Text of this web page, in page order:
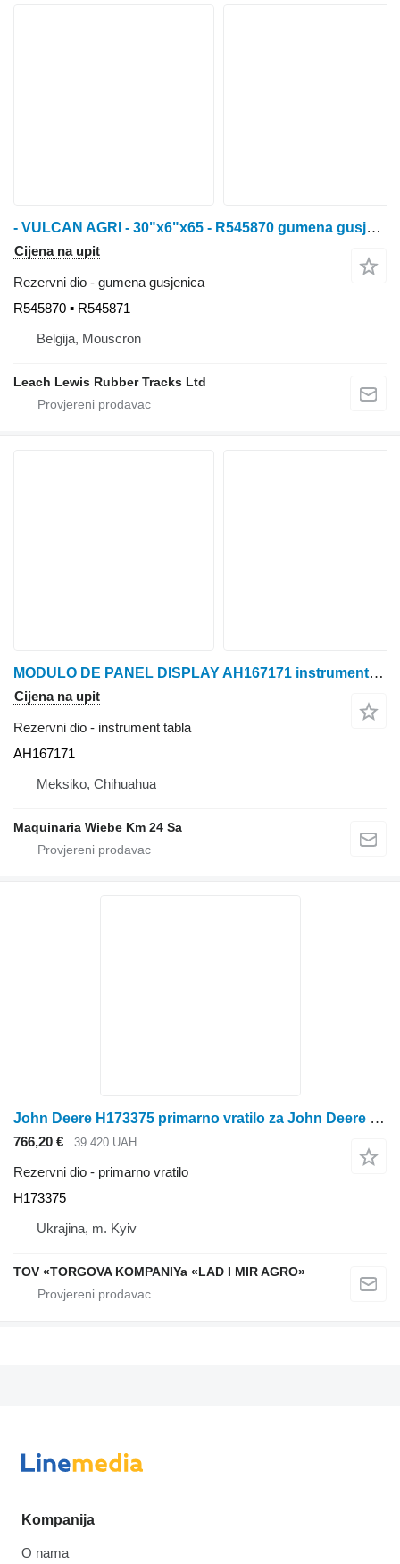
- VULCAN AGRI - 30"x6"x65 - R545870 gumena gusjenica za John Deere 9RT - 9430T / 9530T / 9630T / 9460RT / 9470RT / 9510RT / 9520RT / 9560RT / 9570RT / 9460RT Scraper Special / 9470RT Scraper special / 9510RT Scraper Special / 9520RT Scraper special / 9560RT Scraper Special / 9570RT Scraper special traktora gusjeničara
Cijena na upit
Rezervni dio - gumena gusjenica
R545870 ▪ R545871
Belgija, Mouscron
Leach Lewis Rubber Tracks Ltd
MODULO DE PANEL DISPLAY AH167171 instrument tabla za John Deere 9550,9650, 9860, 9560,9660 CO traktora točkaša
Cijena na upit
Rezervni dio - instrument tabla
AH167171
Meksiko, Chihuahua
Maquinaria Wiebe Km 24 Sa
John Deere H173375 primarno vratilo za John Deere 9470, 9560, 9770, S550, S660, S680, S770, S790 traktora
766,20 € 39.420 UAH
Rezervni dio - primarno vratilo
H173375
Ukrajina, m. Kyiv
TOV «TORGOVA KOMPANIYa «LAD I MIR AGRO»
Kompanija
O nama